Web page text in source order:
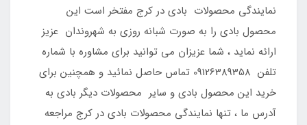
نمایندگی محصولات بادی در کرج مفتخر است این
محصول بادی را به صورت شبانه روزی به شهروندان عزیز
ارائه نماید ، شما عزیزان می توانید برای مشاوره با شماره
تلفن 09126389358 تماس حاصل نمائید و همچنین برای
خرید این محصول بادی و سایر محصولات دیگر بادی به
آدرس ما ، تنها نمایندگی محصولات بادی در کرج مراجعه